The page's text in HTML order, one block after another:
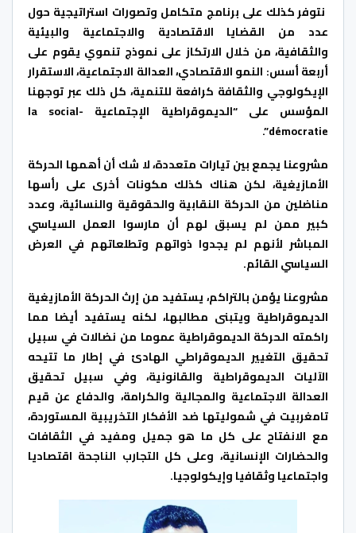
نتوفر كذلك على برنامج متكامل وتصورات استراتيجية حول
عدد من القضايا الاقتصادية والاجتماعية والبيئية
والثقافية، من خلال الارتكاز على نموذج تنموي يقوم على
أربعة أسس: النمو الاقتصادي، العدالة الاجتماعية، الاستقرار
الإيكولوجي والثقافة كرافعة للتنمية، كل ذلك عبر توجهنا
المؤسس على “الديموقراطية الإجتماعية
la social-
démocratie”.
مشروعنا يجمع بين تيارات متعددة، لا شك أن أهمها الحركة
الأمازيغية، لكن هناك كذلك مكونات أخرى على رأسها
مناضلين من الحركة النقابية والحقوقية والنسائية، وعدد
كبير ممن لم يسبق لهم أن مارسوا العمل السياسي
المباشر لأنهم لم يجدوا ذواتهم وتطلعاتهم في العرض
السياسي القائم.
مشروعنا يؤمن بالتراكم، يستفيد من إرث الحركة الأمازيغية
الديموقراطية ويتبنى مطالبها، لكنه يستفيد أيضا مما
راكمته الحركة الديموقراطية عموما من نضالات في سبيل
تحقيق التغيير الديموقراطي الهادئ في إطار ما تتيحه
الآليات الديموقراطية والقانونية، وفي سبيل تحقيق
العدالة الاجتماعية والمجالية والكرامة، والدفاع عن قيم
تامغربيت في شموليتها ضد الأفكار التخريبية المستوردة،
مع الانفتاح على كل ما هو جميل ومفيد في الثقافات
والحضارات الإنسانية، وعلى كل التجارب الناجحة اقتصاديا
واجتماعيا وثقافيا وإيكولوجيا.